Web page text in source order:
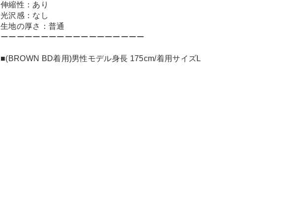
伸縮性：あり
光沢感：なし
生地の厚さ：普通
ーーーーーーーーーーーーーーーーーー
■(BROWN BD着用)男性モデル身長 175cm/着用サイズL